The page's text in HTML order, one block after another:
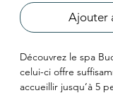
Ajouter
Découvrez le spa
celui-ci offre
accueillir jusqu’à 5